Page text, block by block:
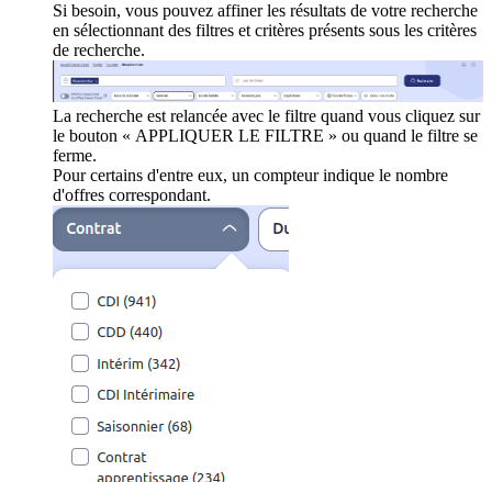
Si besoin, vous pouvez affiner les résultats de votre recherche
en sélectionnant des filtres et critères présents sous les critères
de recherche.
La recherche est relancée avec le filtre quand vous cliquez sur
le bouton « APPLIQUER LE FILTRE » ou quand le filtre se
ferme.
Pour certains d'entre eux, un compteur indique le nombre
d'offres correspondant.